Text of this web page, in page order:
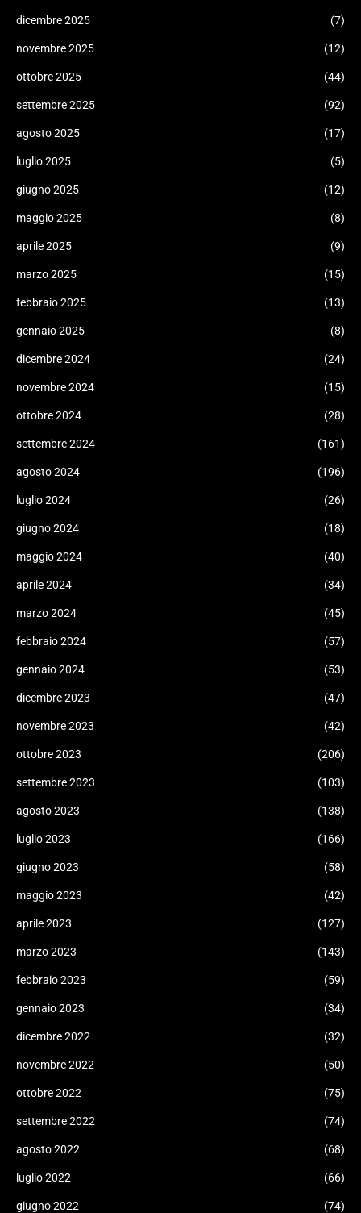
dicembre 2025 (7)
novembre 2025 (12)
ottobre 2025 (44)
settembre 2025 (92)
agosto 2025 (17)
luglio 2025 (5)
giugno 2025 (12)
maggio 2025 (8)
aprile 2025 (9)
marzo 2025 (15)
febbraio 2025 (13)
gennaio 2025 (8)
dicembre 2024 (24)
novembre 2024 (15)
ottobre 2024 (28)
settembre 2024 (161)
agosto 2024 (196)
luglio 2024 (26)
giugno 2024 (18)
maggio 2024 (40)
aprile 2024 (34)
marzo 2024 (45)
febbraio 2024 (57)
gennaio 2024 (53)
dicembre 2023 (47)
novembre 2023 (42)
ottobre 2023 (206)
settembre 2023 (103)
agosto 2023 (138)
luglio 2023 (166)
giugno 2023 (58)
maggio 2023 (42)
aprile 2023 (127)
marzo 2023 (143)
febbraio 2023 (59)
gennaio 2023 (34)
dicembre 2022 (32)
novembre 2022 (50)
ottobre 2022 (75)
settembre 2022 (74)
agosto 2022 (68)
luglio 2022 (66)
giugno 2022 (74)